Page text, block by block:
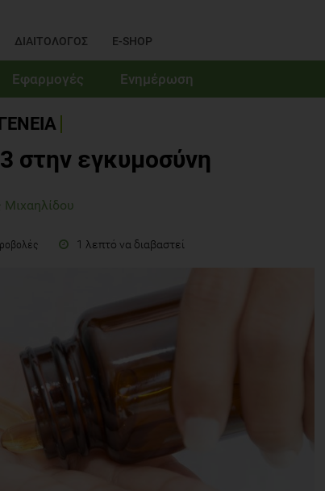
ΔΙΑΙΤΟΛΟΓΟΣ E-SHOP
Εφαρμογές Ενημέρωση
στην εγκυμοσύνη
1 λεπτό να διαβαστεί